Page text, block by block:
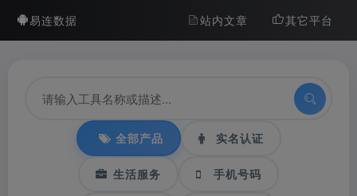
易连数据 站内文章 其它平台
全部产品 实名认证
生活服务 手机号码